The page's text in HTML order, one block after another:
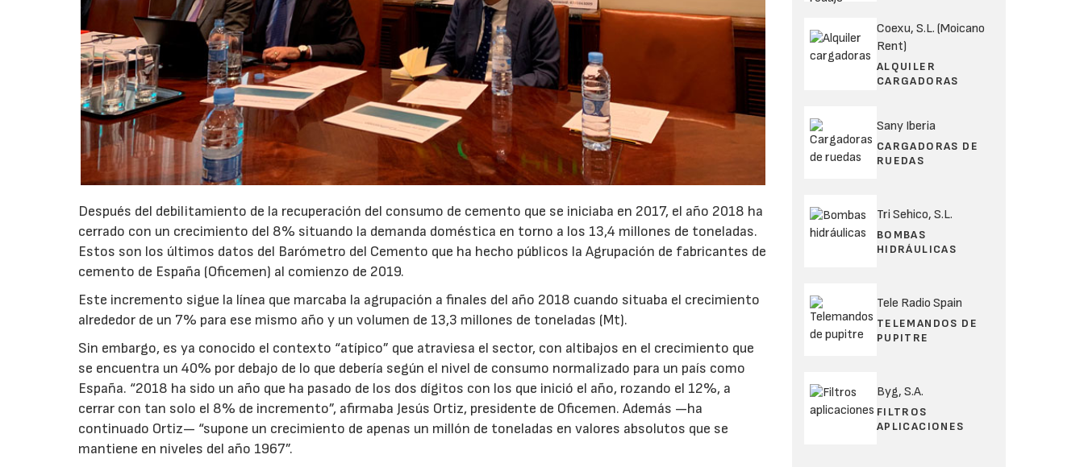
Después del debilitamiento de la recuperación del consumo de cemento que se iniciaba en 2017, el año 2018 ha
cerrado con un crecimiento del 8% situando la demanda doméstica en torno a los 13,4 millones de toneladas.
Estos son los últimos datos del Barómetro del Cemento que ha hecho públicos la Agrupación de fabricantes de
cemento de España (Oficemen) al comienzo de 2019.
Este incremento sigue la línea que marcaba la agrupación a finales del año 2018 cuando situaba el crecimiento
alrededor de un 7% para ese mismo año y un volumen de 13,3 millones de toneladas (Mt).
Sin embargo, es ya conocido el contexto “atípico” que atraviesa el sector, con altibajos en el crecimiento que
se encuentra un 40% por debajo de lo que debería según el nivel de consumo normalizado para un país como
España. “2018 ha sido un año que ha pasado de los dos dígitos con los que inició el año, rozando el 12%, a
cerrar con tan solo el 8% de incremento”, afirmaba Jesús Ortiz, presidente de Oficemen. Además —ha
continuado Ortiz— “supone un crecimiento de apenas un millón de toneladas en valores absolutos que se
mantiene en niveles del año 1967”.
Coexu, S.L. (Moicano
Rent)
ALQUILER
CARGADORAS
Sany Iberia
CARGADORAS DE
RUEDAS
Tri Sehico, S.L.
BOMBAS
HIDRÁULICAS
Tele Radio Spain
TELEMANDOS DE
PUPITRE
Byg, S.A.
FILTROS
APLICACIONES